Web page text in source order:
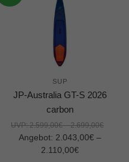
SUP
JP-Australia GT-S 2026
carbon
UVP:2.599,00€–2.699,00€
Angebot: 2.043,00€–
2.110,00€